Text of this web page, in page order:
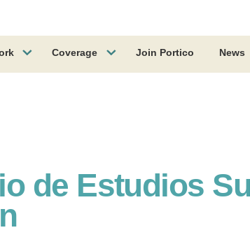
Coverage Join Portico News
de Estudios